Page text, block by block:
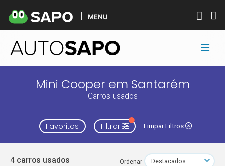
MENU
Mini Cooper em Santarém
Carros usados
Favoritos Filtrar Limpar Filtros
4 carros usados Ordenar